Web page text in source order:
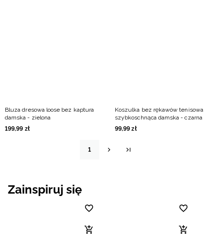
Bluza dresowa loose bez kaptura
damska - zielona
199,99 zł
Koszulka bez rękawów tenisowa
szybkoschnąca damska - czarna
99,99 zł
1
Zainspiruj się